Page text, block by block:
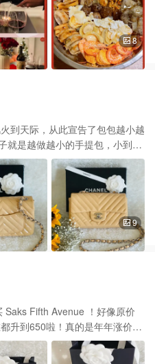
鹅掌，蠔蚝、发菜！ 第二层有节
三层萝卜蔬菜 盆菜，这种
里可荟萃有百菜百味，盆菜实质
、炸、烧、煮、焖、卤后，再层
鸭、鱼、蚝、腐竹、萝卜、香
法大家手持筷子，在盆中不停
8
到天际，从此宣告了包包越小越
能放下AirPods。 这款
包包购买于 Saks Fifth Avenue
买了一个黑色的，背了很久、
作为夏天用，也等了好久。终
新色的漆皮，马上叫他帮我留
朋友家免税了。现在价格升到
的喜欢和支持！新年快乐哦！❤️❤️🎊🧧🍾️
9
Saks Fifth Avenue ！好像原价
升到650啦！真的是年年涨价。
熟的Saler的真好。一有货，他